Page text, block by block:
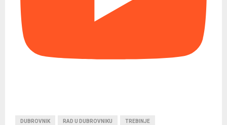
DUBROVNIK RAD U DUBROVNIKU TREBINJE